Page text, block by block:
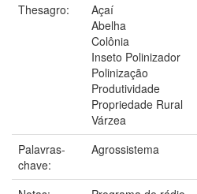
Thesagro:
Açaí
Abelha
Colônia
Inseto Polinizador
Polinização
Produtividade
Propriedade Rural
Várzea
Palavras-
chave:
Agrossistema